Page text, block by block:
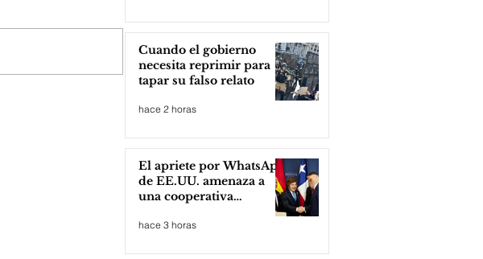
Cuando el gobierno
necesita reprimir para
tapar su falso relato
hace 2 horas
El apriete por WhatsApp
de EE.UU. amenaza a
una cooperativa
argentina para boicotear
a Huawei
hace 3 horas